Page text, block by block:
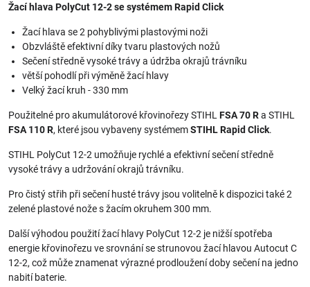
Žací hlava PolyCut 12-2 se systémem Rapid Click
Žací hlava se 2 pohyblivými plastovými noži
Obzvláště efektivní díky tvaru plastových nožů
Sečení středně vysoké trávy a údržba okrajů trávníku
větší pohodlí při výměně žací hlavy
Velký žací kruh - 330 mm
Použitelné pro akumulátorové křovinořezy STIHL FSA 70 Ra STIHL
FSA 110 R, které jsou vybaveny systémemSTIHL Rapid Click.
STIHL PolyCut 12-2 umožňuje rychlé a efektivní sečení středně
vysoké trávy a udržování okrajů trávníku.
Pro čistý střih při sečení husté trávy jsou volitelně k dispozici také 2
zelené plastové nože s žacím okruhem 300 mm.
Další výhodou použití žací hlavy PolyCut 12-2 je nižší spotřeba
energie křovinořezu ve srovnání se strunovou žací hlavou Autocut C
12-2, což může znamenat výrazné prodloužení doby sečení na jedno
nabití baterie.